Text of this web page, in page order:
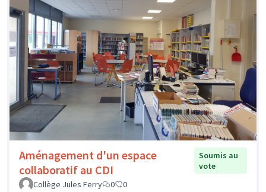
Aménagement d'un espace
collaboratif au CDI
Soumis au
vote
Collège Jules Ferry
0 0